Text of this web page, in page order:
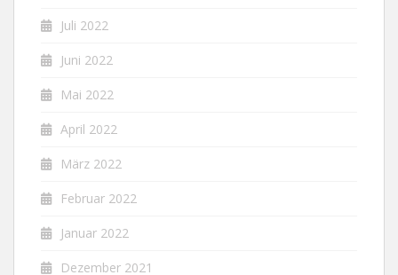
Juli 2022
Juni 2022
Mai 2022
April 2022
März 2022
Februar 2022
Januar 2022
Dezember 2021